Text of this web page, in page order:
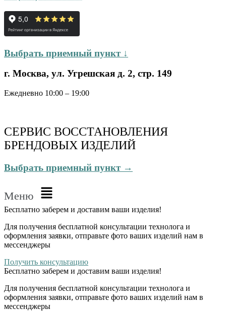
Выбрать приемный пункт ↓
г. Москва, ул. Угрешская д. 2, стр. 149
Ежедневно 10:00 – 19:00
СЕРВИС ВОССТАНОВЛЕНИЯ
БРЕНДОВЫХ ИЗДЕЛИЙ
Выбрать приемный пункт →
Меню
Бесплатно заберем и доставим ваши изделия!
Для получения бесплатной консультации технолога и
оформления заявки, отправьте фото ваших изделий нам в
мессенджеры
Получить консультацию
Бесплатно заберем и доставим ваши изделия!
Для получения бесплатной консультации технолога и
оформления заявки, отправьте фото ваших изделий нам в
мессенджеры